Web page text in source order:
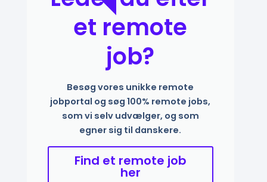
et remote
job?
Besøg vores unikke remote
jobportal og søg 100% remote jobs,
som vi selv udvælger, og som
egner sig til danskere.
Find et remote job
her